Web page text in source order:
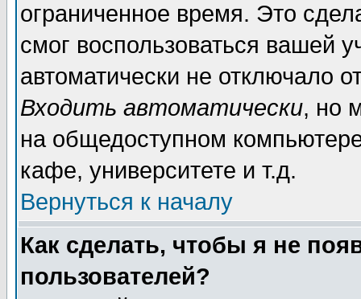
ограниченное время. Это
смог воспользоваться вашей
автоматически не отключало
Входить автоматически, но
на общедоступном
кафе, университете и т.д.
Вернуться к началу
Как сделать, чтобы я не
пользователей?